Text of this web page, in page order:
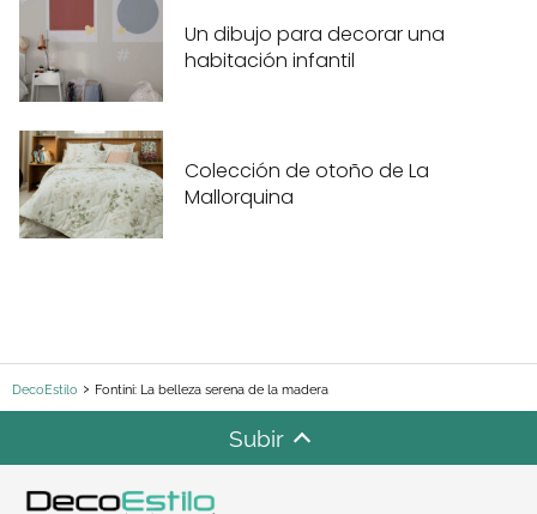
Un dibujo para decorar una
habitación infantil
Colección de otoño de La
Mallorquina
DecoEstilo Fontini: La belleza serena de la madera
Subir